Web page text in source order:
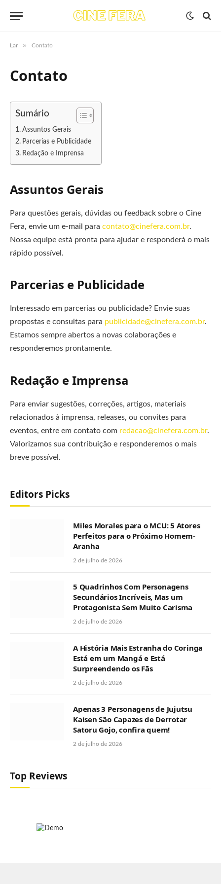
Lar » Contato
Contato
Sumário
Assuntos Gerais
Parcerias e Publicidade
Redação e Imprensa
Assuntos Gerais
Para questões gerais, dúvidas ou feedback sobre o Cine
Fera, envie um e-mail para contato@cinefera.com.br.
Nossa equipe está pronta para ajudar e responderá o mais
rápido possível.
Parcerias e Publicidade
Interessado em parcerias ou publicidade? Envie suas
propostas e consultas para publicidade@cinefera.com.br.
Estamos sempre abertos a novas colaborações e
responderemos prontamente.
Redação e Imprensa
Para enviar sugestões, correções, artigos, materiais
relacionados à imprensa, releases, ou convites para
eventos, entre em contato com redacao@cinefera.com.br.
Valorizamos sua contribuição e responderemos o mais
breve possível.
Editors Picks
Miles Morales para o MCU: 5 Atores
Perfeitos para o Próximo Homem-
Aranha
2 de julho de 2026
5 Quadrinhos Com Personagens
Secundários Incríveis, Mas um
Protagonista Sem Muito Carisma
2 de julho de 2026
A História Mais Estranha do Coringa
Está em um Mangá e Está
Surpreendendo os Fãs
2 de julho de 2026
Apenas 3 Personagens de Jujutsu
Kaisen São Capazes de Derrotar
Satoru Gojo, confira quem!
2 de julho de 2026
Top Reviews